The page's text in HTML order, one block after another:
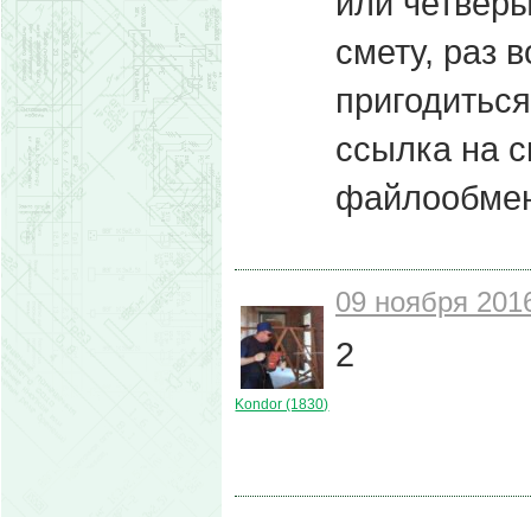
смету, раз
ссылка на
Kondor (1830)
09 ноября
2